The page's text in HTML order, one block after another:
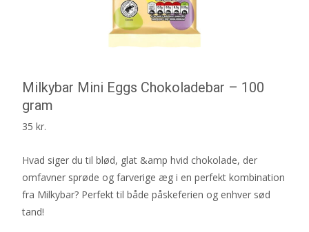
Milkybar Mini Eggs Chokoladebar – 100
gram
35 kr.
Hvad siger du til blød, glat &amp hvid chokolade, der
omfavner sprøde og farverige æg i en perfekt kombination
fra Milkybar? Perfekt til både påskeferien og enhver sød
tand!